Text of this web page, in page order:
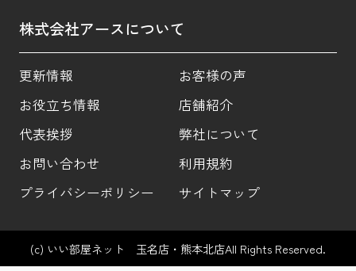
株式会社アースについて
更新情報
お客様の声
お役立ち情報
店舗紹介
代表挨拶
弊社について
お問い合わせ
利用規約
プライバシーポリシー
サイトマップ
(c) いい部屋ネット 玉名店・熊本北店All Rights Reserved.